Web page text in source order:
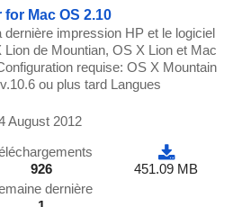
Mac OS 2.10
impression HP et le logiciel
de Mountian, OS X Lion et Mac
requise: OS X Mountain
ou plus tard Langues
August 2012
926
dernière
451.09 MB